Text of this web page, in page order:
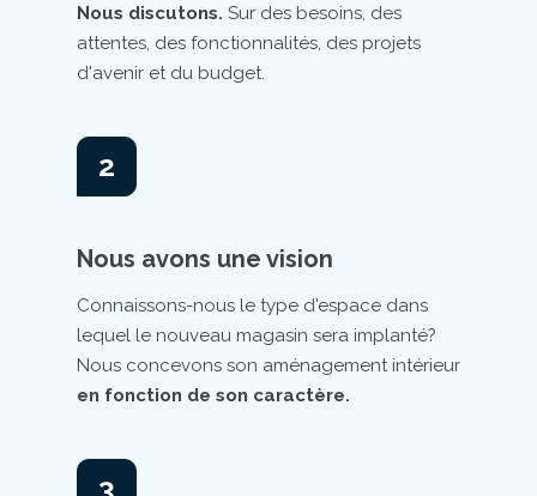
Nous discutons. Sur des besoins, des
attentes, des fonctionnalités, des projets
d'avenir et du budget.
2
Nous avons une vision
Connaissons-nous le type d'espace dans
lequel le nouveau magasin sera implanté?
Nous concevons son aménagement intérieur
en fonction de son caractère.
3